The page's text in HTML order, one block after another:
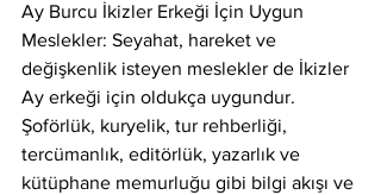
Ay Burcu İkizler Erkeği İçin Uygun
Meslekler: Seyahat, hareket ve
değişkenlik isteyen meslekler de İkizler
Ay erkeği için oldukça uygundur.
Şoförlük, kuryelik, tur rehberliği,
tercümanlık, editörlük, yazarlık ve
kütüphane memurluğu gibi bilgi akışı ve